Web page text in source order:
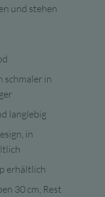
und stehen
schmaler in
langlebig
in
erhältlich
30 cm, Rest